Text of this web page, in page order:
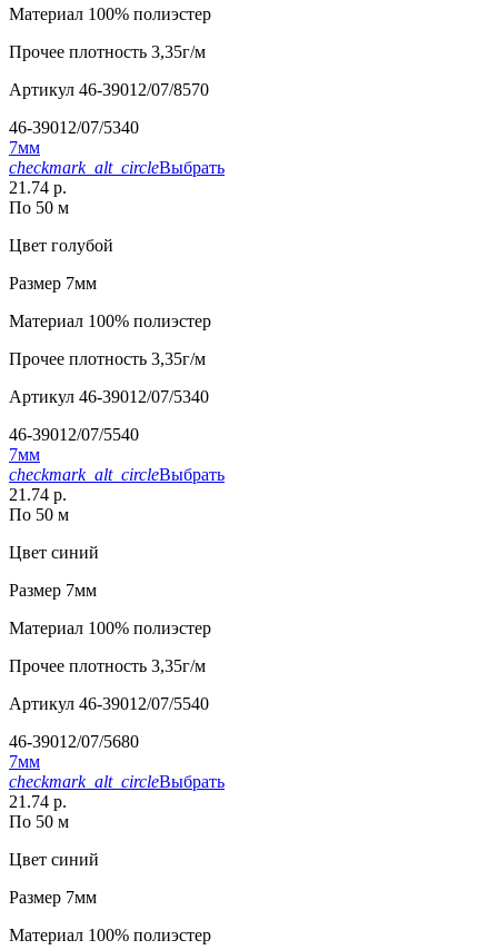
Материал 100% полиэстер
Прочее плотность 3,35г/м
Артикул 46-39012/07/8570
46-39012/07/5340
7мм
checkmark_alt_circleВыбрать
21.74 р.
По 50 м
Цвет голубой
Размер 7мм
Материал 100% полиэстер
Прочее плотность 3,35г/м
Артикул 46-39012/07/5340
46-39012/07/5540
7мм
checkmark_alt_circleВыбрать
21.74 р.
По 50 м
Цвет синий
Размер 7мм
Материал 100% полиэстер
Прочее плотность 3,35г/м
Артикул 46-39012/07/5540
46-39012/07/5680
7мм
checkmark_alt_circleВыбрать
21.74 р.
По 50 м
Цвет синий
Размер 7мм
Материал 100% полиэстер